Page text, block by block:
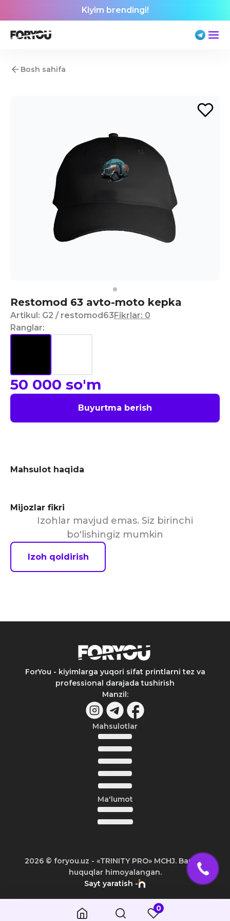
Kiyim brendingi!
Bosh sahifa
Restomod 63 avto-moto kepka
Artikul: G2 / restomod63Fikrlar: 0
Ranglar:
50 000 so'm
Buyurtma berish
Mahsulot haqida
Mijozlar fikri
Izohlar mavjud emas. Siz birinchi
bo'lishingiz mumkin
Izoh qoldirish
ForYou - kiyimlarga yuqori sifat printlarni tez va
professional darajada tushirish
Manzil:
Mahsulotlar
Ma'lumot
2026© foryou.uz - «TRINITY PRO» MCHJ. Barcha
huquqlar himoyalangan.
Sayt yaratish -
0